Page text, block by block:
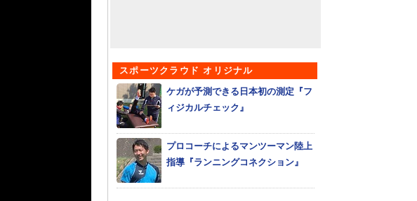
スポーツクラウド オリジナル
ケガが予測できる日本初の測定『フ
ィジカルチェック』
プロコーチによるマンツーマン陸上
指導『ランニングコネクション』